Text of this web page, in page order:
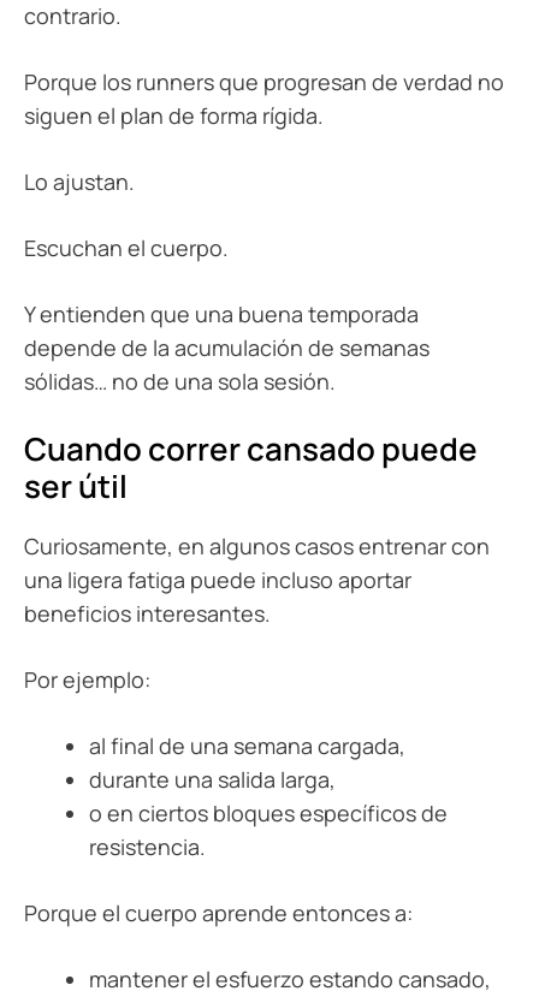
contrario.
Porque los runners que progresan de verdad no
siguen el plan de forma rígida.
Lo ajustan.
Escuchan el cuerpo.
Y entienden que una buena temporada
depende de la acumulación de semanas
sólidas… no de una sola sesión.
Cuando correr cansado puede
ser útil
Curiosamente, en algunos casos entrenar con
una ligera fatiga puede incluso aportar
beneficios interesantes.
Por ejemplo:
al final de una semana cargada,
durante una salida larga,
o en ciertos bloques específicos de
resistencia.
Porque el cuerpo aprende entonces a:
mantener el esfuerzo estando cansado,